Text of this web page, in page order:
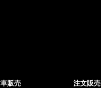
販売 注文販売